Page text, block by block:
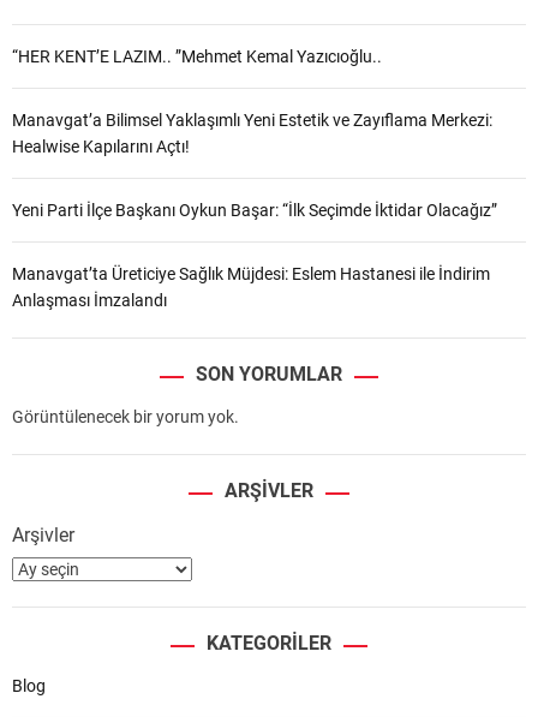
“HER KENT’E LAZIM.. ”Mehmet Kemal Yazıcıoğlu..
Manavgat’a Bilimsel Yaklaşımlı Yeni Estetik ve Zayıflama Merkezi:
Healwise Kapılarını Açtı!
Yeni Parti İlçe Başkanı Oykun Başar: “İlk Seçimde İktidar Olacağız”
Manavgat’ta Üreticiye Sağlık Müjdesi: Eslem Hastanesi ile İndirim
Anlaşması İmzalandı
SON YORUMLAR
Görüntülenecek bir yorum yok.
ARŞIVLER
Arşivler
KATEGORILER
Blog